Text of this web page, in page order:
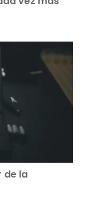
de la